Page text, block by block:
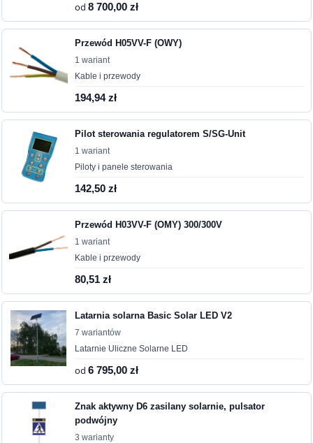
od8 700,00 zł
Przewód H05VV-F (OWY)
1 wariant
Kable i przewody
194,94 zł
Pilot sterowania regulatorem S/SG-Unit
1 wariant
Piloty i panele sterowania
142,50 zł
Przewód H03VV-F (OMY) 300/300V
1 wariant
Kable i przewody
80,51 zł
Latarnia solarna Basic Solar LED V2
7 wariantów
Latarnie Uliczne Solarne LED
od6 795,00 zł
Znak aktywny D6 zasilany solarnie, pulsator
podwójny
3 warianty